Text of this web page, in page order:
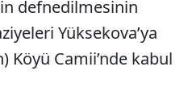
defnedilmesinin
Yüksekova’ya
Köyü Camii’nde kabul